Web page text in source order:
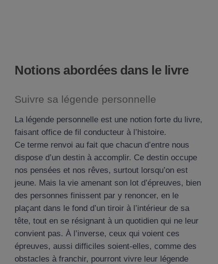
Notions abordées dans le livre
Suivre sa légende personnelle
La légende personnelle est une notion forte du livre,
faisant office de fil conducteur à l’histoire.
Ce terme renvoi au fait que chacun d’entre nous
dispose d’un destin à accomplir. Ce destin occupe
nos pensées et nos rêves, surtout lorsqu’on est
jeune. Mais la vie amenant son lot d’épreuves, bien
des personnes finissent par y renoncer, en le
plaçant dans le fond d’un tiroir à l’intérieur de sa
tête, tout en se résignant à un quotidien qui ne leur
convient pas. À l’inverse, ceux qui voient ces
épreuves, aussi difficiles soient-elles, comme des
obstacles à franchir, pourront vivre leur légende